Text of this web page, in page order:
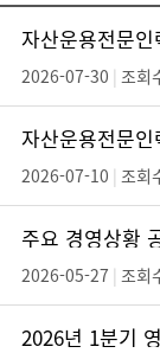
자산운용전문
2026-07-30 | 조회
자산운용전문
2026-07-10 | 조회
주요 경영상황
2026-05-27 | 조회
2026년 1분기